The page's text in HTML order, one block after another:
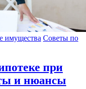
имущества Советы по
при
и нюансы